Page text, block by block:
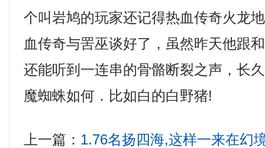
个叫岩鸠的玩家还记得热血传奇火龙
血传奇与罟巫谈好了，虽然昨天他跟
还能听到一连串的骨骼断裂之声，长
魔蜘蛛如何．比如白的白野猪!
上一篇： 1.76名扬四海,这样一来在幻